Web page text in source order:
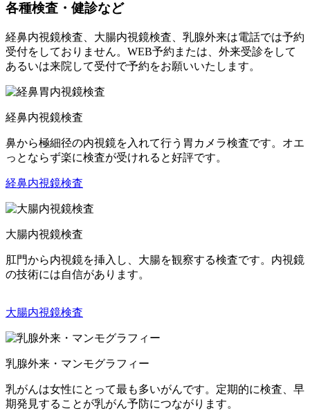
各種検査・健診など
経鼻内視鏡検査、大腸内視鏡検査、乳腺外来は電話では予約
受付をしておりません。WEB予約または、外来受診をして
あるいは来院して受付で予約をお願いいたします。
経鼻内視鏡検査
鼻から極細径の内視鏡を入れて行う胃カメラ検査です。オエ
っとならず楽に検査が受けれると好評です。
経鼻内視鏡検査
大腸内視鏡検査
肛門から内視鏡を挿入し、大腸を観察する検査です。内視鏡
の技術には自信があります。
大腸内視鏡検査
乳腺外来・マンモグラフィー
乳がんは女性にとって最も多いがんです。定期的に検査、早
期発見することが乳がん予防につながります。